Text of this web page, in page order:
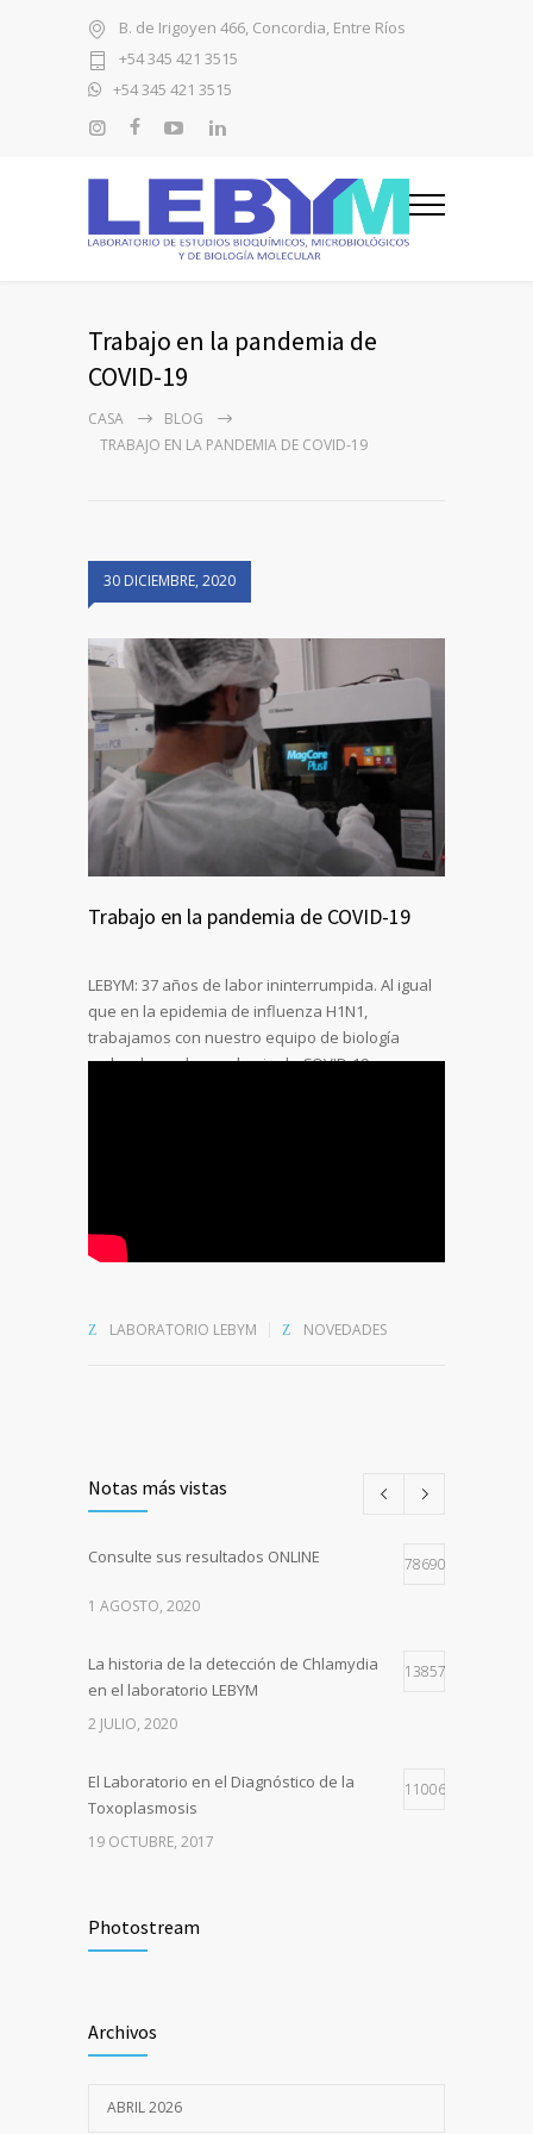
B. de Irigoyen 466, Concordia, Entre Ríos
+54 345 421 3515
+54 345 421 3515
Trabajo en la pandemia de
COVID-19
CASA
BLOG
TRABAJO EN LA PANDEMIA DE COVID-19
30 DICIEMBRE, 2020
Trabajo en la pandemia de COVID-19
LEBYM: 37 años de labor ininterrumpida. Al igual
que en la epidemia de influenza H1N1,
trabajamos con nuestro equipo de biología
molecular en la pandemia de COVID-19.
LABORATORIO LEBYM NOVEDADES
Notas más vistas
Consulte sus resultados ONLINE 78690
1 AGOSTO, 2020
La historia de la detección de Chlamydia
en el laboratorio LEBYM
13857
2 JULIO, 2020
El Laboratorio en el Diagnóstico de la
Toxoplasmosis
11006
19 OCTUBRE, 2017
INFECCIÓN POR VIRUS EPSTEIN BARR
COVID-19
Photostream
Archivos
ABRIL 2026